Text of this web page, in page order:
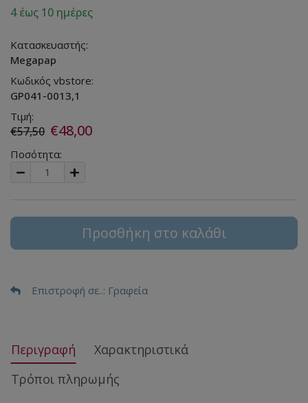
4 έως 10 ημέρες
Κατασκευαστής:
Megapap
Κωδικός vbstore:
GP041-0013,1
Τιμή:
€57,50 €48,00
Ποσότητα:
Προσθήκη στο καλάθι
Επιστροφή σε..: Γραφεία
Περιγραφή
Χαρακτηριστικά
Τρόποι πληρωμής